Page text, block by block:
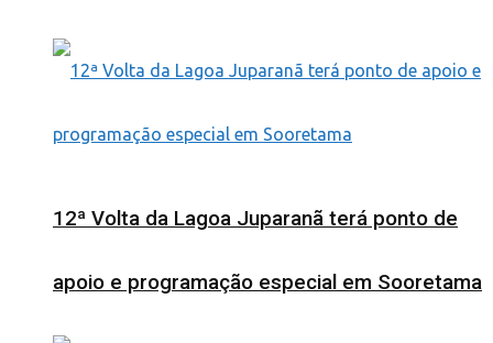
12ª Volta da Lagoa Juparanã terá ponto de
apoio e programação especial em Sooretama